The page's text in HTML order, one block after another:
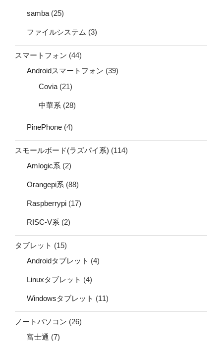
samba (25)
ファイルシステム (3)
スマートフォン (44)
Androidスマートフォン (39)
Covia (21)
中華系 (28)
PinePhone (4)
スモールボード(ラズパイ系) (114)
Amlogic系 (2)
Orangepi系 (88)
Raspberrypi (17)
RISC-V系 (2)
タブレット (15)
Androidタブレット (4)
Linuxタブレット (4)
Windowsタブレット (11)
ノートパソコン (26)
富士通 (7)